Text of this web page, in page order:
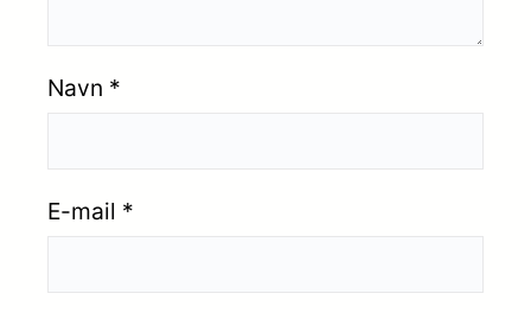
Navn *
E-mail *